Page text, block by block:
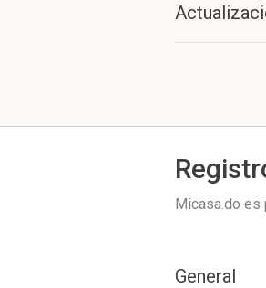
Micasa.do es
General